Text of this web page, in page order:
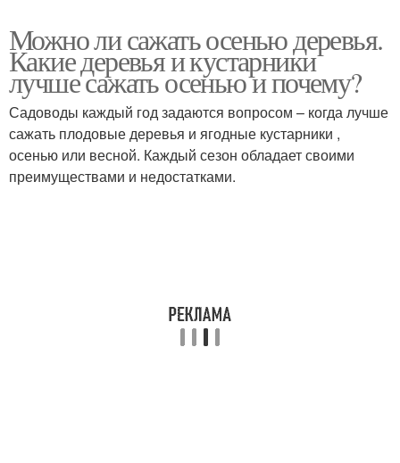
Можно ли сажать осенью деревья.
Какие деревья и кустарники
лучше сажать осенью и почему?
Садоводы каждый год задаются вопросом – когда лучше
сажать плодовые деревья и ягодные кустарники ,
осенью или весной. Каждый сезон обладает своими
преимуществами и недостатками.